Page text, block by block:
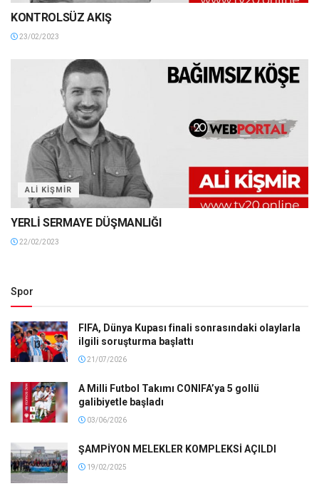
KONTROLSÜZ AKIŞ
23/02/2023
ALI KIŞMIR
YERLİ SERMAYE DÜŞMANLIĞI
22/02/2023
Spor
FIFA, Dünya Kupası finali sonrasındaki olaylarla
ilgili soruşturma başlattı
21/07/2026
A Milli Futbol Takımı CONIFA’ya 5 gollü
galibiyetle başladı
03/06/2026
ŞAMPİYON MELEKLER KOMPLEKSİ AÇILDI
19/02/2025